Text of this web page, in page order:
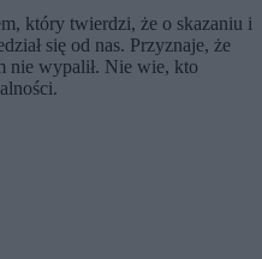
który twierdzi, że o skazaniu i
się od nas. Przyznaje, że
nie wypalił. Nie wie, kto